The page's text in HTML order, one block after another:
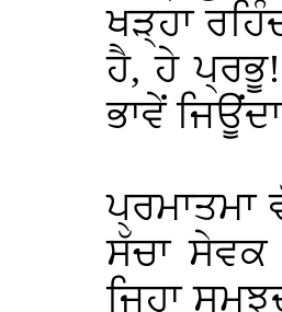
ਖੜ੍ਹਾ
ਹੈ, ਹੇ
ਭਾਵੇਂ
ਪ੍ਰਮਾਤਮਾ
ਸੱਚਾ ਸੇਵਕ
ਜਿਹਾ